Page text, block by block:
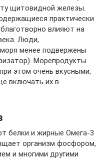
щитовидной железы.
практически
влияют на
Люди,
менее подвержены
Морепродукты
этом очень вкусными,
включать их в
белки и жирные Омега-3
организм фосфором,
и многими другими